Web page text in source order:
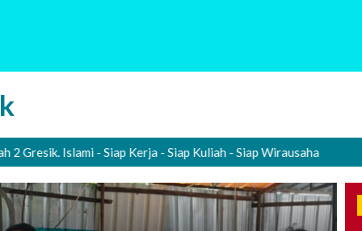
Islami - Siap Kerja - Siap Kuliah - Siap Wirausaha